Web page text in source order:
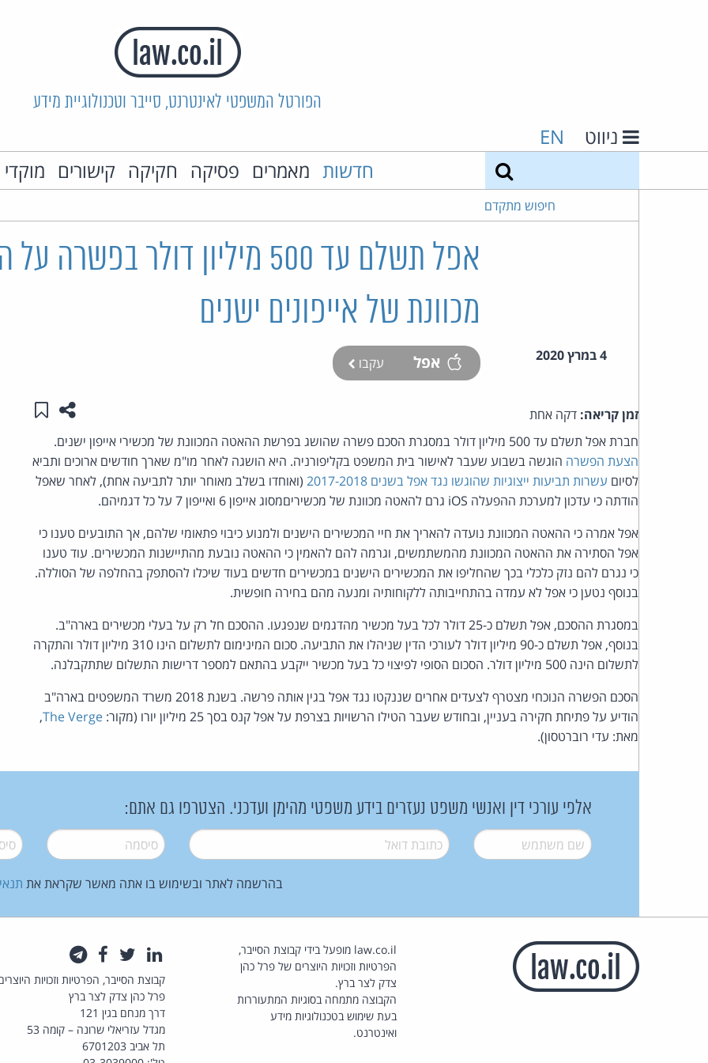
הפורטל המשפטי לאינטרנט, סייבר וטכנולוגיית מידע
ניווט EN
חדשות מאמרים פסיקה חקיקה קישורים
חיפוש מתקדם
אפל תשלם עד 500 מיליון דולר
מכוונת של אייפונים ישנים
4 במרץ 2020 אפל עקבו
זמן קריאה: דקה אחת שתפושמור
חברת אפל תשלם עד 500 מיליון דולר במסגרת הסכם פשרה שהושג בפרשת ההאטה המכוונת של מכשירי אייפון ישנים.
הצעת הפשרה הוגשה בשבוע שעבר לאישור בית המשפט בקליפורניה. היא הושגה לאחר מו"מ שארך חודשים ארוכים ותביא
לסיום עשרות תביעות ייצוגיות שהוגשו נגד אפל בשנים 2017-2018
(ואוחדו בשלב מאוחר יותר לתביעה אחת), לאחר שאפל
הודתה כי עדכון למערכת ההפעלה iOS גרם להאטה מכוונת של מכשיריםמסוג אייפון 6 ואייפון 7 על כל דגמיהם.
אפל אמרה כי ההאטה המכוונת נועדה להאריך את חיי המכשירים הישנים ולמנוע כיבוי פתאומי שלהם, אך התובעים טענו כי
אפל הסתירה את ההאטה המכוונת מהמשתמשים, וגרמה להם להאמין כי ההאטה נובעת מהתיישנות המכשירים. עוד טענו
כי נגרם להם נזק כלכלי בכך שהחליפו את המכשירים הישנים במכשירים חדשים בעוד שיכלו להסתפק בהחלפה של הסוללה.
בנוסף נטען כי אפל לא עמדה בהתחייבותה ללקוחותיה ומנעה מהם בחירה חופשית.
במסגרת ההסכם, אפל תשלם כ-25 דולר לכל בעל מכשיר מהדגמים שנפגעו. ההסכם חל רק על בעלי מכשירים בארה"ב.
בנוסף, אפל תשלם כ-90 מיליון דולר לעורכי הדין שניהלו את התביעה. סכום המינימום לתשלום הינו 310 מיליון דולר והתקרה
לתשלום הינה 500 מיליון דולר. הסכום הסופי לפיצוי כל בעל מכשיר ייקבע בהתאם למספר דרישות התשלום שתתקבלנה.
הסכם הפשרה הנוכחי מצטרף לצעדים אחרים שננקטו נגד אפל בגין אותה פרשה. בשנת 2018 משרד המשפטים בארה"ב
הודיע על פתיחת חקירה בעניין, ובחודש שעבר הטילו הרשויות בצרפת על אפל קנס בסך 25 מיליון יורו (מקור:
,
מאת: עדי רוברטסון).
אלפי עורכי דין ואנשי משפט נעזרים בידע משפטי מהימן ועדכני. הצטרפו גם אתם:
שם משתמש* דואל* סיסמה*
בהרשמה לאתר ובשימוש בו אתה מאשר שקראת את
law.co.il מופעל בידי קבוצת הסייבר,
הפרטיות וזכויות היוצרים של פרל כהן
צדק לצר ברץ.
הקבוצה מתמחה בסוגיות המתעוררות
בעת שימוש בטכנולוגיות מידע
ואינטרנט.
לינקדאין
טוויטרפייסבוק
קבוצת הסייבר, הפרטיות וזכויות
פרל כהן צדק לצר ברץ
דרך מנחם בגין 121
מגדל עזריאלי שרונה – קומה 53
תל אביב 6701203